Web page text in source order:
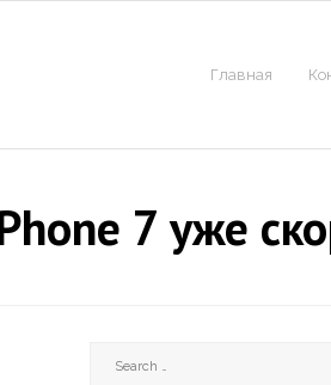
Главная
7 уже